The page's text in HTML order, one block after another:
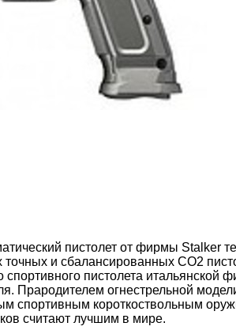
пистолет от фирмы Stalker
и сбалансированных CO2
пистолета
Прародителем огнестрельной
спортивным короткоствольным
считают лучшим в мире.